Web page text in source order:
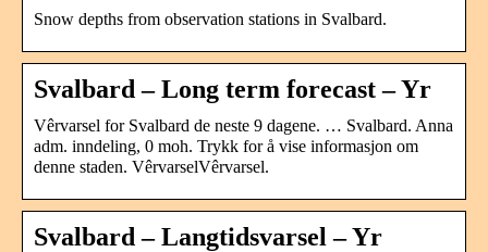
Snow depths from observation stations in Svalbard.
Svalbard – Long term forecast – Yr
Vêrvarsel for Svalbard de neste 9 dagene. … Svalbard. Anna
adm. inndeling, 0 moh. Trykk for å vise informasjon om
denne staden. VêrvarselVêrvarsel.
Svalbard – Langtidsvarsel – Yr